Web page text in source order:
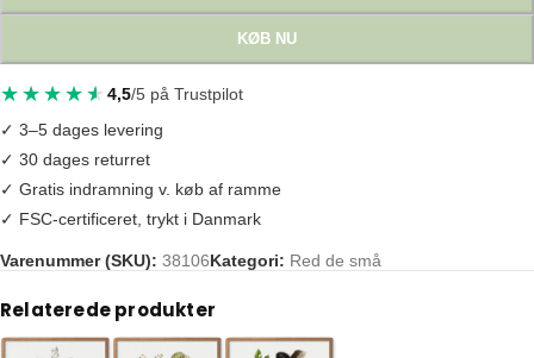
KØB NU
4,5/5 på Trustpilot
✓ 3–5 dages levering
✓ 30 dages returret
✓ Gratis indramning v. køb af ramme
✓ FSC-certificeret, trykt i Danmark
Varenummer (SKU): 38106Kategori: Red de små
Tags: biarter, bier, biodiversitet, dansk natur, honningbi, humlebi,
Relaterede produkter